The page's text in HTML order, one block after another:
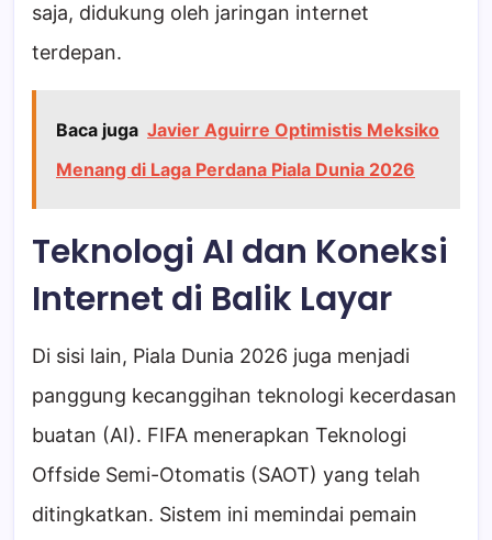
saja, didukung oleh jaringan internet
terdepan.
Baca juga Javier Aguirre Optimistis Meksiko
Menang di Laga Perdana Piala Dunia 2026
Teknologi AI dan Koneksi
Internet di Balik Layar
Di sisi lain, Piala Dunia 2026 juga menjadi
panggung kecanggihan teknologi kecerdasan
buatan (AI). FIFA menerapkan Teknologi
Offside Semi-Otomatis (SAOT) yang telah
ditingkatkan. Sistem ini memindai pemain